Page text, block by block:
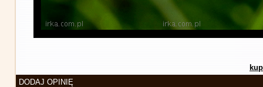
DODAJ OPINIĘ